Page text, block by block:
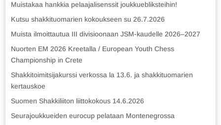
Muistakaa hankkia pelaajalisenssit joukkuebliksteihin!
Kutsu shakkituomarien kokoukseen su 26.7.2026
Muista ilmoittautua III divisioonaan JSM-kaudelle 2026–2027
Nuorten EM 2026 Kreetalla / European Youth Chess
Championship in Crete
Shakkitoimitsijakurssi verkossa la 13.6. ja shakkituomarien
kertauskoe
Suomen Shakkiliiton liittokokous 14.6.2026
Seurajoukkueiden eurocup pelataan Montenegrossa